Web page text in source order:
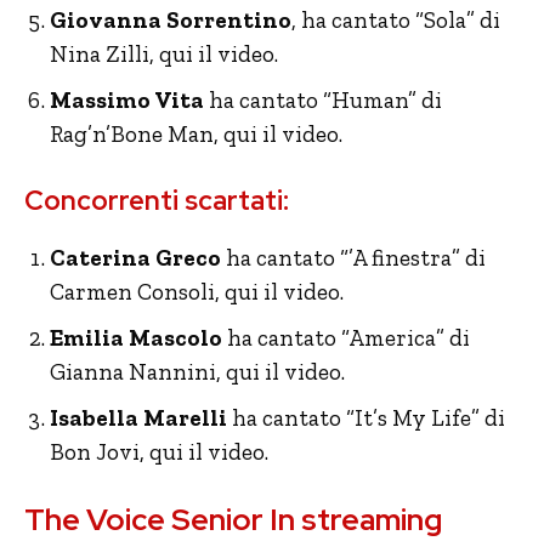
Giovanna Sorrentino, ha cantato “Sola” di
Nina Zilli, qui il video.
Massimo Vita ha cantato “Human” di
Rag’n’Bone Man, qui il video.
Concorrenti scartati:
Caterina Greco ha cantato “’A finestra” di
Carmen Consoli, qui il video.
Emilia Mascolo ha cantato “America” di
Gianna Nannini, qui il video.
Isabella Marelli ha cantato “It’s My Life” di
Bon Jovi, qui il video.
The Voice Senior In streaming